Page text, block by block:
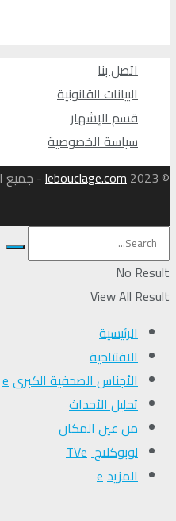
اتصل بنا
البيانات القانونية
قسم الإشهار
سياسة الخصوصية
© 2023
lebouclage.com- جميع
No Result
View All Result
الرئيسية
الافتتاحية
الأجناس الصحفية الكبرى
تحلیل الأحداث
من عين المكان
لوبوكلاج TV
المزيد